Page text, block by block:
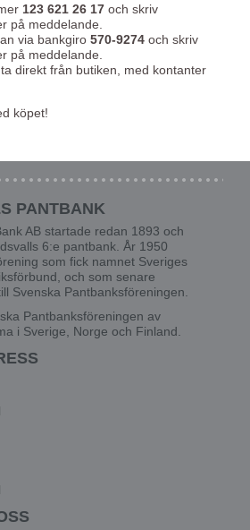
123 621 26 17 och skriv
på meddelande.
via bankgiro 570-9274 och skriv
på meddelande.
direkt från butiken, med kontanter
köpet!
PANTBANK
AB startade redan 1893 och
6:e pantbank. År 1950
som fick namnet Sveriges
och som senare
Svenska Pantbanksföreningen.
Pantbanksföreningen av
i Sverige, Norge och Finland.